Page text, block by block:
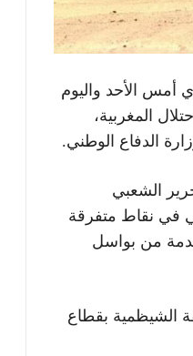
الأحد واليوم
المغربية،
الشعبي
في نقاط متفرقة
من بواسل
الشيظمية بقطاع